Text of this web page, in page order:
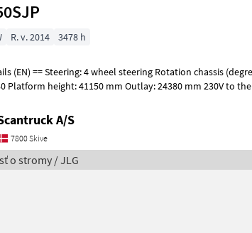
R. v. 2014 3478 h
chassis (degrees): 360 Tilt jib
Platform height: 41150 mm Outlay: 24380 mm 230V to the
A/S
7800 Skive
o stromy / JLG